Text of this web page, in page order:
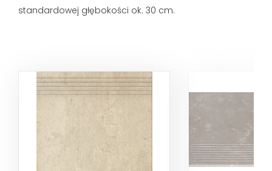
standardowej głębokości ok. 30 cm.